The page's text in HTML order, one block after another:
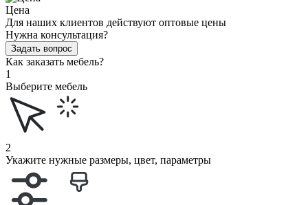
Цена
Для наших клиентов действуют оптовые цены
Нужна консультация?
Задать вопрос
Как заказать мебель?
1
Выберите мебель
2
Укажите нужные размеры, цвет, параметры